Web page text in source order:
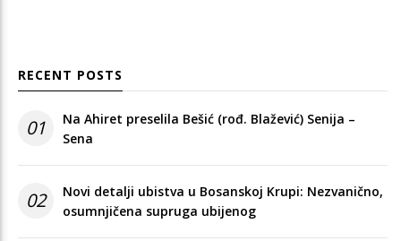
RECENT POSTS
01
Na Ahiret preselila Bešić (rođ. Blažević) Senija –
Sena
02
Novi detalji ubistva u Bosanskoj Krupi: Nezvanično,
osumnjičena supruga ubijenog